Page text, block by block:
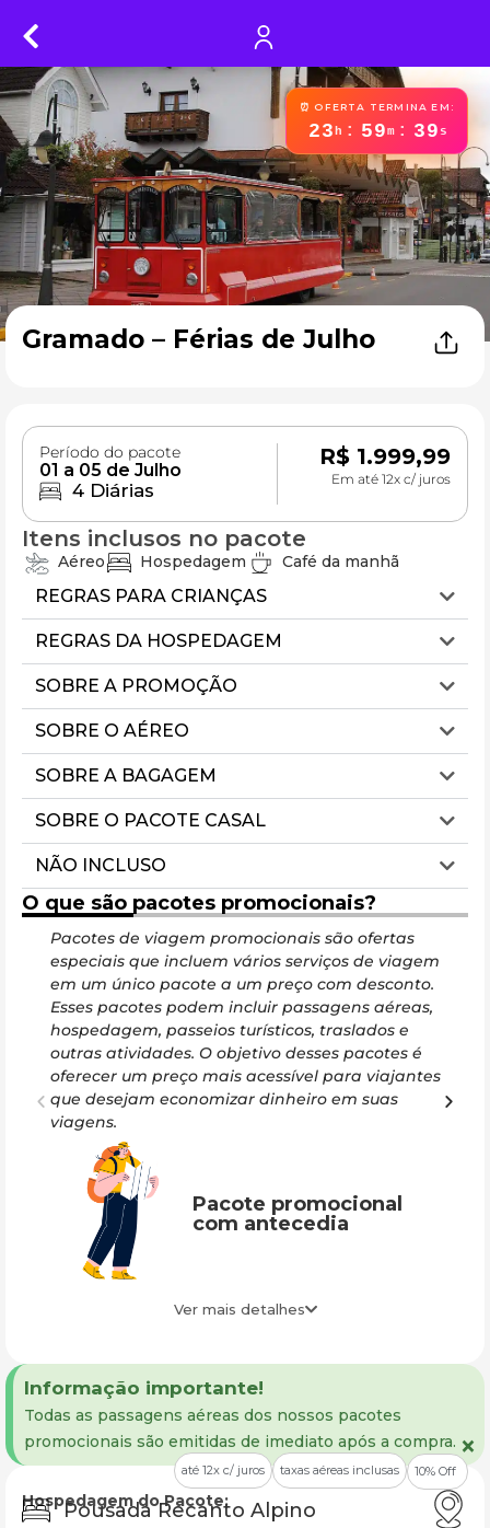
Gramado – Férias de Julho
Período do pacote
01 a 05 de Julho
4 Diárias
R$1.999,99
Em até 12x c/ juros
Itens inclusos no pacote
Aéreo Hospedagem Café da manhã
REGRAS PARA CRIANÇAS
REGRAS DA HOSPEDAGEM
SOBRE A PROMOÇÃO
SOBRE O AÉREO
SOBRE A BAGAGEM
SOBRE O PACOTE CASAL
NÃO INCLUSO
O que são pacotes promocionais?
Pacotes de viagem promocionais são ofertas
especiais que incluem vários serviços de viagem
em um único pacote a um preço com desconto.
Esses pacotes podem incluir passagens aéreas,
hospedagem, passeios turísticos, traslados e
outras atividades. O objetivo desses pacotes é
oferecer um preço mais acessível para viajantes
que desejam economizar dinheiro em suas
viagens.
Pacote promocional
com antecedia
Ver mais detalhes
Informação importante!
Todas as passagens aéreas dos nossos pacotes
promocionais são emitidas de imediato após a compra. ×
até 12x c/ juros taxas aéreas inclusas 10% Off
Hospedagem do Pacote:
Pousada Recanto Alpino
⏰ OFERTA TERMINA EM:
23 h : 59m : 38 s